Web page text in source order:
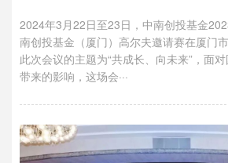
2024年3月22日至23日，中南创投基金
南创投基金（厦门）高尔夫邀请赛在厦门
此次会议的主题为“共成长、向未来”，面
带来的影响，这场会···